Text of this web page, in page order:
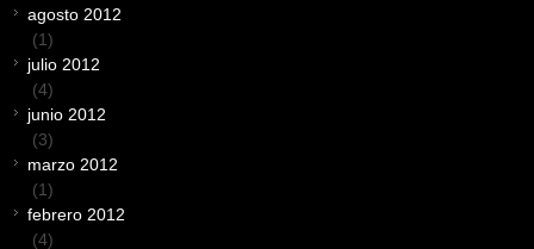
agosto 2012
(1)
julio 2012
(4)
junio 2012
(3)
marzo 2012
(1)
febrero 2012
(4)